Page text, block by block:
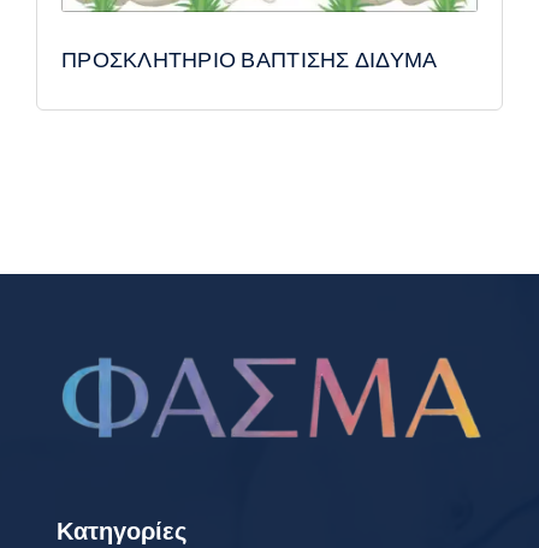
ΠΡΟΣΚΛΗΤΗΡΙΟ ΒΑΠΤΙΣΗΣ ΔΙΔΥΜΑ
Κατηγορίες